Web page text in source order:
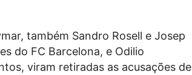
também Sandro Rosell e Josep
do FC Barcelona, e Odilio
viram retiradas as acusações de